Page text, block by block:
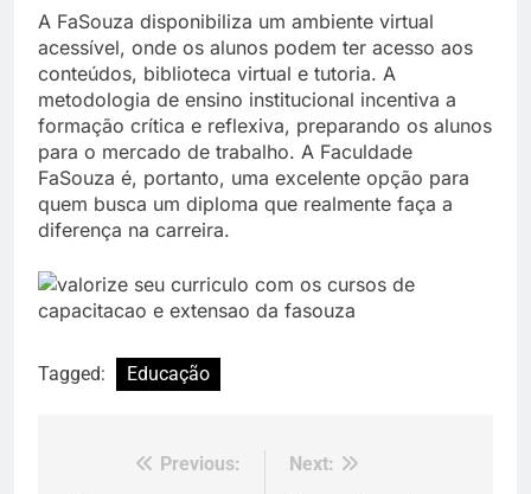
A FaSouza disponibiliza um ambiente virtual
acessível, onde os alunos podem ter acesso aos
conteúdos, biblioteca virtual e tutoria. A
metodologia de ensino institucional incentiva a
formação crítica e reflexiva, preparando os alunos
para o mercado de trabalho. A Faculdade
FaSouza é, portanto, uma excelente opção para
quem busca um diploma que realmente faça a
diferença na carreira.
Tagged: Educação
Navegação
Previous:
Next: